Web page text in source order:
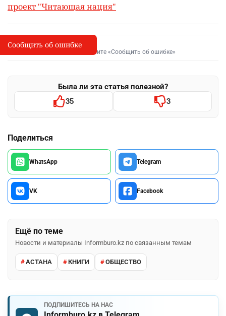
проект "Читающая нация"
I
Сообщить об опечатке
Выделите фрагмент и нажмите «Сообщить об ошибке»
Была ли эта статья полезной?
35 3
Поделиться
WhatsApp Telegram
VK Facebook
Ещё по теме
Новости и материалы Informburo.kz по связанным темам
АСТАНА КНИГИ ОБЩЕСТВО
ПОДПИШИТЕСЬ НА НАС
Сообщить об ошибке